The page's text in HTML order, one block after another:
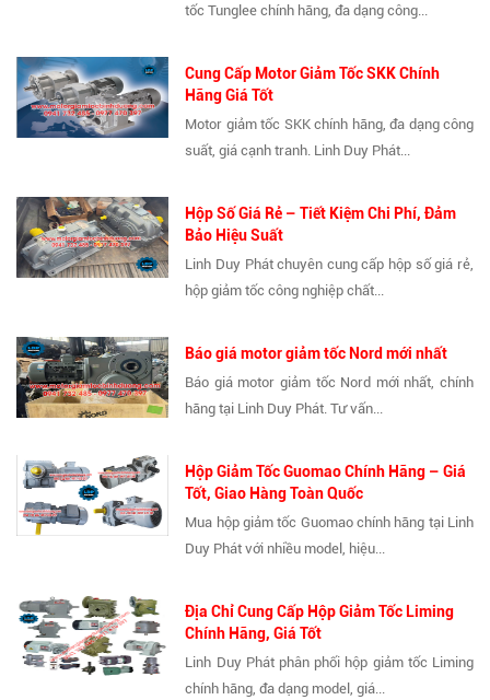
tốc Tunglee chính hãng, đa dạng công...
Cung Cấp Motor Giảm Tốc SKK Chính
Hãng Giá Tốt
Motor giảm tốc SKK chính hãng, đa dạng công
suất, giá cạnh tranh. Linh Duy Phát...
Hộp Số Giá Rẻ – Tiết Kiệm Chi Phí, Đảm
Bảo Hiệu Suất
Linh Duy Phát chuyên cung cấp hộp số giá rẻ,
hộp giảm tốc công nghiệp chất...
Báo giá motor giảm tốc Nord mới nhất
Báo giá motor giảm tốc Nord mới nhất, chính
hãng tại Linh Duy Phát. Tư vấn...
Hộp Giảm Tốc Guomao Chính Hãng – Giá
Tốt, Giao Hàng Toàn Quốc
Mua hộp giảm tốc Guomao chính hãng tại Linh
Duy Phát với nhiều model, hiệu...
Địa Chỉ Cung Cấp Hộp Giảm Tốc Liming
Chính Hãng, Giá Tốt
Linh Duy Phát phân phối hộp giảm tốc Liming
chính hãng, đa dạng model, giá...